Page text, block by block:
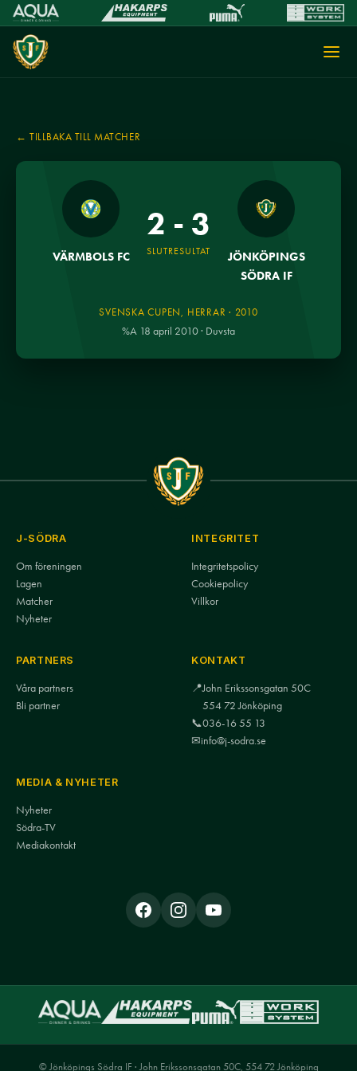
← TILLBAKA TILL MATCHER
VÄRMBOLS FC
2 - 3
SLUTRESULTAT
JÖNKÖPINGS
SÖDRA IF
SVENSKA CUPEN, HERRAR · 2010
%A 18 april 2010 · Duvsta
J-SÖDRA
Om föreningen
Lagen
Matcher
Nyheter
INTEGRITET
Integritetspolicy
Cookiepolicy
Villkor
PARTNERS
Våra partners
Bli partner
KONTAKT
📍John Erikssonsgatan 50C
554 72 Jönköping
📞036-16 55 13
✉info@j-sodra.se
MEDIA & NYHETER
Nyheter
Södra-TV
Mediakontakt
© Jönköpings Södra IF · John Erikssonsgatan 50C, 554 72 Jönköping